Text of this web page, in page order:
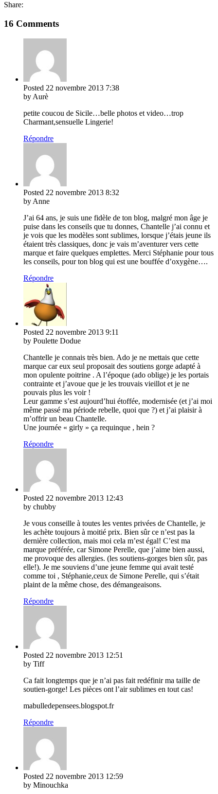
Share:
16 Comments
Posted 22 novembre 2013 7:38
by Aurè
petite coucou de Sicile…belle photos et video…trop
Charmant,sensuelle Lingerie!
Répondre
Posted 22 novembre 2013 8:32
by Anne
J’ai 64 ans, je suis une fidèle de ton blog, malgré mon âge je
puise dans les conseils que tu donnes, Chantelle j’ai connu et
je vois que les modèles sont sublimes, lorsque j’étais jeune ils
étaient très classiques, donc je vais m’aventurer vers cette
marque et faire quelques emplettes. Merci Stéphanie pour tous
les conseils, pour ton blog qui est une bouffée d’oxygène….
Répondre
Posted 22 novembre 2013 9:11
by Poulette Dodue
Chantelle je connais très bien. Ado je ne mettais que cette
marque car eux seul proposait des soutiens gorge adapté à
mon opulente poitrine . A l’époque (ado oblige) je les portais
contrainte et j’avoue que je les trouvais vieillot et je ne
pouvais plus les voir !
Leur gamme s’est aujourd’hui étoffée, modernisée (et j’ai moi
même passé ma période rebelle, quoi que ?) et j’ai plaisir à
m’offrir un beau Chantelle.
Une journée « girly » ça requinque , hein ?
Répondre
Posted 22 novembre 2013 12:43
by chubby
Je vous conseille à toutes les ventes privées de Chantelle, je
les achète toujours à moitié prix. Bien sûr ce n’est pas la
dernière collection, mais moi cela m’est égal! C’est ma
marque préférée, car Simone Perelle, que j’aime bien aussi,
me provoque des allergies. (les soutiens-gorges bien sûr, pas
elle!). Je me souviens d’une jeune femme qui avait testé
comme toi , Stéphanie,ceux de Simone Perelle, qui s’était
plaint de la même chose, des démangeaisons.
Répondre
Posted 22 novembre 2013 12:51
by Tiff
Ca fait longtemps que je n’ai pas fait redéfinir ma taille de
soutien-gorge! Les pièces ont l’air sublimes en tout cas!
mabulledepensees.blogspot.fr
Répondre
Posted 22 novembre 2013 12:59
by Minouchka